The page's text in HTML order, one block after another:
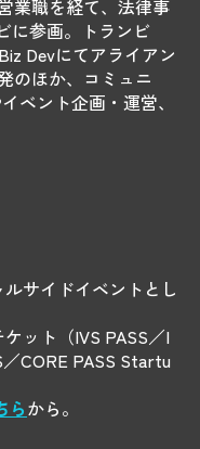
業職を経て、法律事
参画。
トランビ
Devにてアライアン
のほか、コミュニ
ベント企画・運営、
サイドイベントとし
ット（IVS PASS／I
CORE PASS Startu
らから。